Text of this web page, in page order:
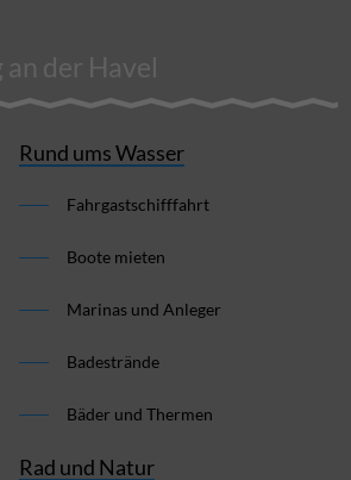
der Havel
Rund ums Wasser
Fahrgastschifffahrt
Boote mieten
Marinas und Anleger
Badestrände
Bäder und Thermen
Rad und Natur